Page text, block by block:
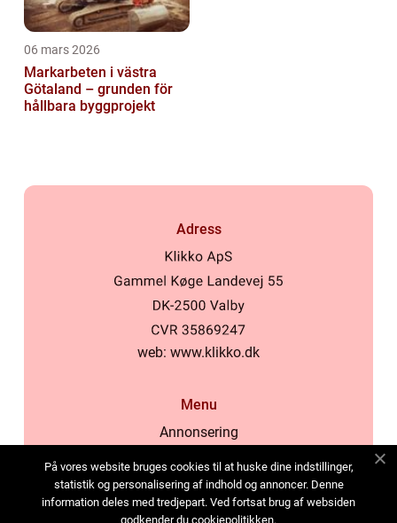
06 mars 2026
Markarbeten i västra
Götaland – grunden för
hållbara byggprojekt
Adress
web: www.klikko.dk
Menu
Annonsering
Cookies
Kontakta oss
På vores website bruges cookies til at huske dine indstillinger,
statistik og personalisering af indhold og annoncer. Denne
information deles med tredjepart. Ved fortsat brug af websiden
godkender du cookiepolitikken.